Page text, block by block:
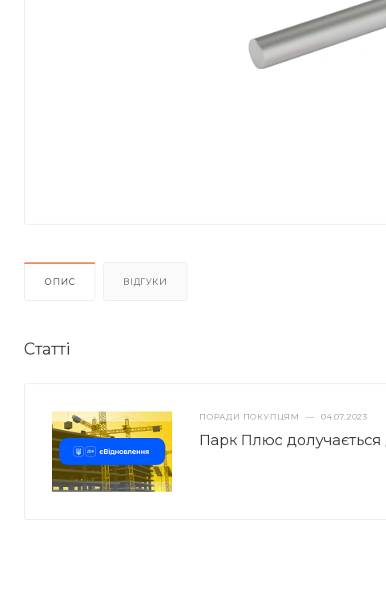
ОПИС ВІДГУКИ
Статті
ПОРАДИ ПОКУПЦЯМ — 04.07.2023
Парк Плюс